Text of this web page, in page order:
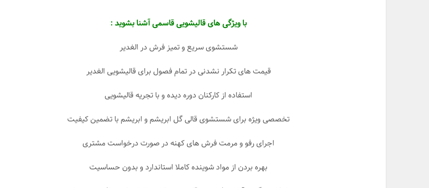
با ویژگی های قالیشویی قاسمی آشنا بشوید :
شستشوی سریع و تمیز فرش در الغدیر
قیمت های تکرار نشدنی در تمام فصول برای قالیشویی الغدیر
استفاده از کارکنان دوره دیده و با تجریه قالیشویی
تخصصی ویژه برای شستشوی قالی گل ابریشم و ابریشم با تضمین کیفیت
اجرای رفو و مرمت فرش های کهنه در صورت درخواست مشتری
بهره بردن از مواد شوینده کاملا استاندارد و بدون حساسیت